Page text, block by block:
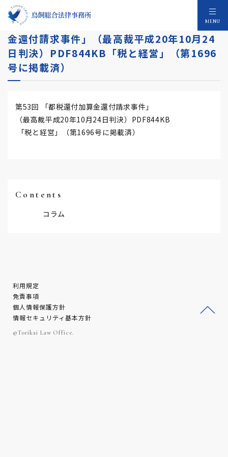
MENU
税務判例研究報告 第53回 「都税還付加算
金還付請求事件」（最高裁平成20年10月24
日判決）PDF844KB「税と経営」（第1696
号に掲載済）
第53回 「都税還付加算金還付請求事件」
（最高裁平成20年10月24日判決）PDF844KB
「税と経営」（第1696号に掲載済）
Contents
コラム
利用規定
免責事項
個人情報保護方針
情報セキュリティ基本方針
©Torikai Law Office.